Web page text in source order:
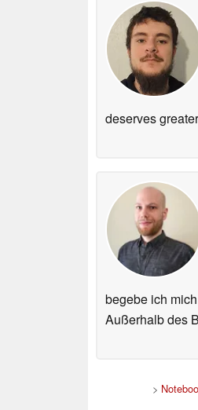
deserves
begebe ich
Außerhalb des
>